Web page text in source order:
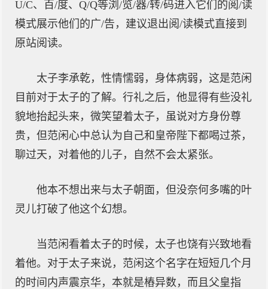
U/C、百/度、Q/Q等浏/览/器/转/码进入它们的阅/读
模式展示他们的广/告，建议退出阅/读模式直接到
原站阅读。
太子李承乾，性情懦弱，身体病弱，这是范闲
目前对于太子的了解。行礼之后，他显得有些没礼
貌地抬起头来，微笑望着太子，虽说对方身份尊
贵，但范闲心中总认为自己和皇帝陛下都喝过茶，
聊过天，对着他的儿子，自然不会太紧张。
他本不想出来与太子朝面，但没奈何多嘴的叶
灵儿打破了他这个幻想。
当范闲看着太子的时候，太子也饶有兴致地看
着他。对于太子来说，范闲这个名字在短短几个月
的时间内声震京华，本就是樁异数，而且父皇指